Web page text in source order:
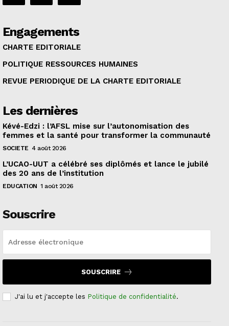
Engagements
CHARTE EDITORIALE
POLITIQUE RESSOURCES HUMAINES
REVUE PERIODIQUE DE LA CHARTE EDITORIALE
Les dernières
Kévé-Edzi : l’AFSL mise sur l’autonomisation des
femmes et la santé pour transformer la communauté
SOCIETE 4 août 2026
L’UCAO-UUT a célébré ses diplômés et lance le jubilé
des 20 ans de l’institution
EDUCATION 1 août 2026
Souscrire
SOUSCRIRE
J'ai lu et j'accepte les Politique de confidentialité.